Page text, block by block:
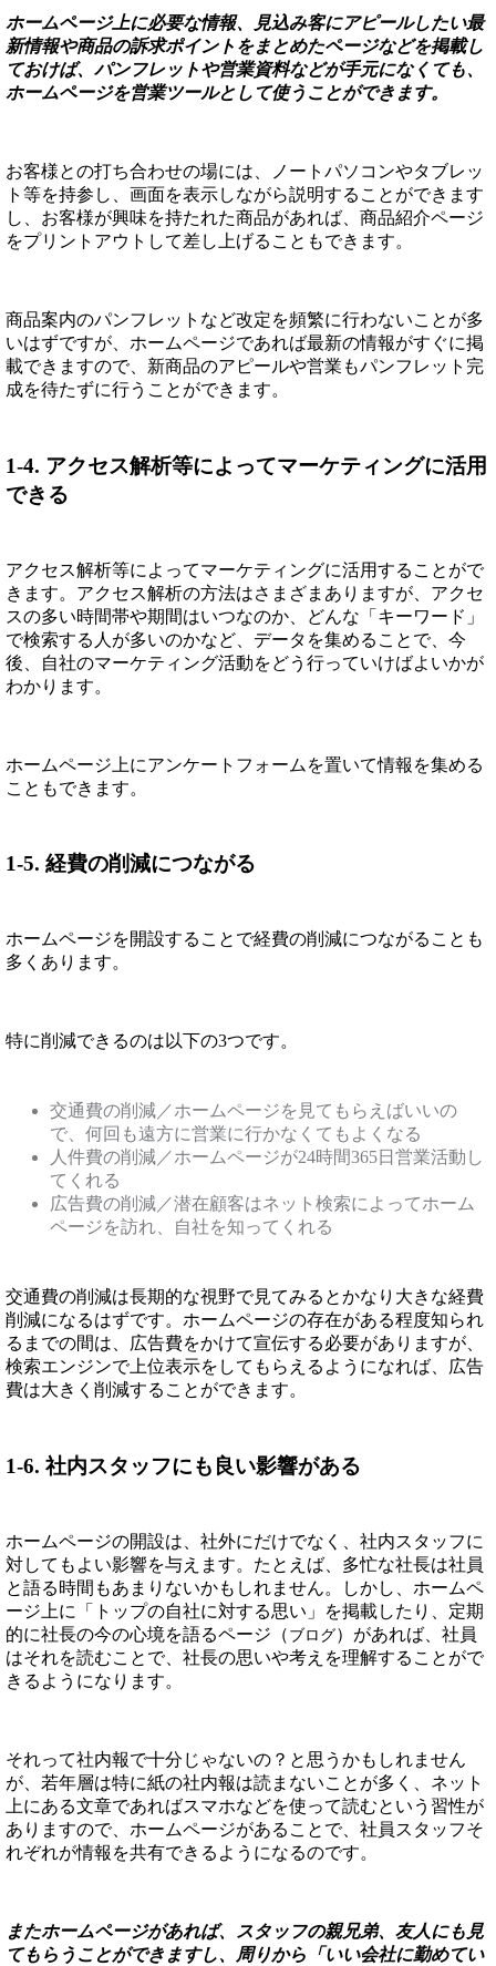
ホームページ上に必要な情報、見込み客にアピールしたい最
新情報や商品の訴求ポイントをまとめたページなどを掲載し
ておけば、パンフレットや営業資料などが手元になくても、
ホームページを営業ツールとして使うことができます。
お客様との打ち合わせの場には、ノートパソコンやタブレッ
ト等を持参し、画面を表示しながら説明することができます
し、お客様が興味を持たれた商品があれば、商品紹介ページ
をプリントアウトして差し上げることもできます。
商品案内のパンフレットなど改定を頻繁に行わないことが多
いはずですが、ホームページであれば最新の情報がすぐに掲
載できますので、新商品のアピールや営業もパンフレット完
成を待たずに行うことができます。
1-4. アクセス解析等によってマーケティングに活用
できる
アクセス解析等によってマーケティングに活用することがで
きます。アクセス解析の方法はさまざまありますが、アクセ
スの多い時間帯や期間はいつなのか、どんな「キーワード」
で検索する人が多いのかなど、データを集めることで、今
後、自社のマーケティング活動をどう行っていけばよいかが
わかります。
ホームページ上にアンケートフォームを置いて情報を集める
こともできます。
1-5. 経費の削減につながる
ホームページを開設することで経費の削減につながることも
多くあります。
特に削減できるのは以下の3つです。
交通費の削減／ホームページを見てもらえばいいの
で、何回も遠方に営業に行かなくてもよくなる
人件費の削減／ホームページが24時間365日営業活動し
てくれる
広告費の削減／潜在顧客はネット検索によってホーム
ページを訪れ、自社を知ってくれる
交通費の削減は長期的な視野で見てみるとかなり大きな経費
削減になるはずです。ホームページの存在がある程度知られ
るまでの間は、広告費をかけて宣伝する必要がありますが、
検索エンジンで上位表示をしてもらえるようになれば、広告
費は大きく削減することができます。
1-6. 社内スタッフにも良い影響がある
ホームページの開設は、社外にだけでなく、社内スタッフに
対してもよい影響を与えます。たとえば、多忙な社長は社員
と語る時間もあまりないかもしれません。しかし、ホームペ
ージ上に「トップの自社に対する思い」を掲載したり、定期
的に社長の今の心境を語るページ（ ブログ）があれば、社員
はそれを読むことで、社長の思いや考えを理解することがで
きるようになります。
それって社内報で十分じゃないの？と思うかもしれません
が、若年層は特に紙の社内報は読まないことが多く、ネット
上にある文章であればスマホなどを使って読むという習性が
ありますので、ホームページがあることで、社員スタッフそ
れぞれが情報を共有できるようになるのです。
またホームページがあれば、スタッフの親兄弟、友人にも見
てもらうことができますし、周りから「いい会社に勤めてい